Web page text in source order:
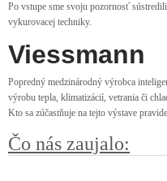
Po vstupe sme svoju pozornosť
vykurovacej techniky.
Viessmann
Popredný medzinárodný výrobca
výrobu tepla, klimatizácií, vetrania či
Kto sa zúčastňuje na tejto výstave
Čo nás zaujalo: